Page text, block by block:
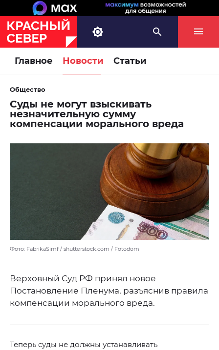
Главное Новости Статьи
Общество
Суды не могут взыскивать
незначительную сумму
компенсации морального вреда
Фото: FabrikaSimf / shutterstock.com / Fotodom
Верховный Суд РФ принял новое
Постановление Пленума, разъяснив правила
компенсации морального вреда.
Теперь суды не должны устанавливать